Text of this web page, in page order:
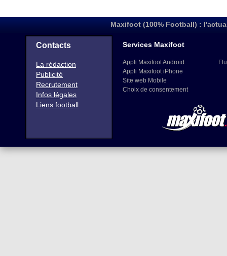
Si l'espace de commentaire DISQUS n'apparait pas à cet
votre adblocker empêche son affichage. Pour afficher les
modifier la configuration de votre adbloker ou le désactiver
Maxifoot (100% Football) :
Contacts
Recrutement
Infos légales
Appli Maxifoot Android
Appli Maxifoot iPhone